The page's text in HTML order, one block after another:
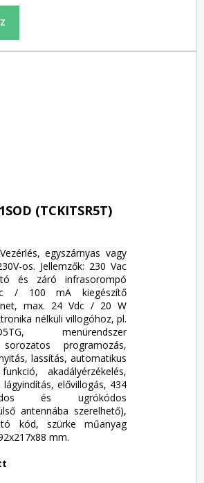
(TCKITSR5T)
egyszárnyas vagy
os. Jellemzők: 230 Vac
és záró infrasorompó
/ 100 mA kiegészítő
max. 24 Vdc / 20 W
nélküli villogóhoz, pl.
menürendszer
programozás,
lassítás, automatikus
akadályérzékelés,
lágyindítás, elővillogás, 434
és ugrókódos
antennába szerelhető),
kód, szürke műanyag
mm.